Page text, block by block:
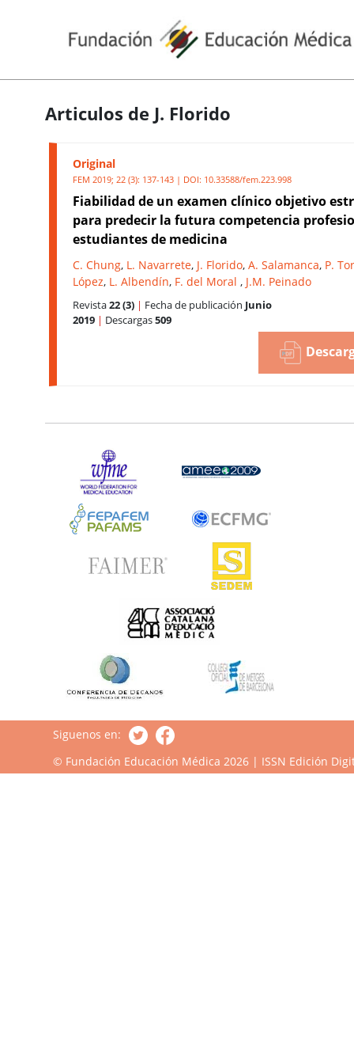
Articulos de J. Florido
Original
FEM 2019; 22 (3): 137-143 | DOI: 10.33588/fem.223.998
Fiabilidad de un examen clínico objetivo
para predecir la futura competencia
estudiantes de medicina
C. Chung, L. Navarrete, J. Florido, A. Salamanca, P.
López, L. Albendín, F. del Moral , J.M. Peinado
Revista22 (3) | Fecha de publicación Junio
2019 | Descargas509
Siguenos en:
© Fundación Educación Médica 2026 | ISSN Edición